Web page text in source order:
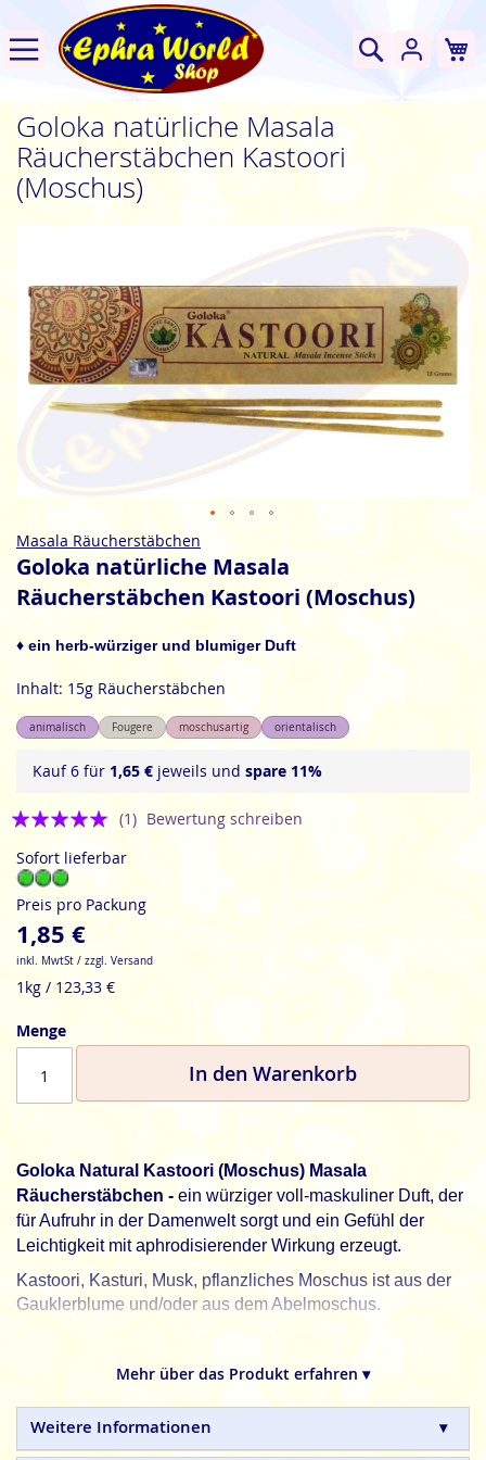
Suche
Goloka natürliche Masala
Räucherstäbchen Kastoori
(Moschus)
Bildgalerie
springen
Zum
Anfang
Bildgalerie
Masala Räucherstäbchen
Goloka natürliche Masala
Räucherstäbchen Kastoori (Moschus)
♦ ein herb-würziger und blumiger Duft
Inhalt: 15g Räucherstäbchen
animalisch Fougere moschusartig orientalisch
Kauf 6 für 1,65 € jeweils und spare 11%
Bewertung:
(1) Bewertung schreiben
Sofort lieferbar
Preis pro Packung
1,85 €
inkl. MwtSt / zzgl. Versand
1kg / 123,33 €
Menge
In den Warenkorb
Goloka Natural Kastoori (Moschus) Masala
Räucherstäbchen - ein würziger voll-maskuliner Duft, der
für Aufruhr in der Damenwelt sorgt und ein Gefühl der
Leichtigkeit mit aphrodisierender Wirkung erzeugt.
Kastoori, Kasturi, Musk, pflanzliches Moschus ist aus der
Gauklerblume und/oder aus dem Abelmoschus.
und verwendeten es wegen der aromatischen und
therapeutischen Eigenschaften. Als Allheilmittel war es seit
Mehr über das Produkt erfahren ▾
Weitere Informationen